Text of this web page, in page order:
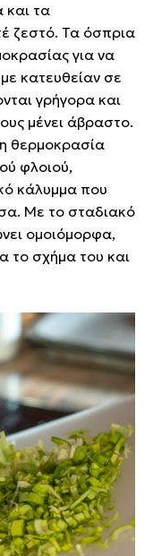
και τα
ζεστό. Τα όσπρια
για να
κατευθείαν σε
γρήγορα και
μένει άβραστο.
θερμοκρασία
φλοιού,
κάλυμμα που
Με το σταδιακό
ομοιόμορφα,
το σχήμα του και